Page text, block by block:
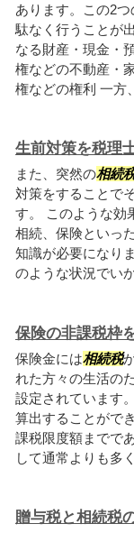
あります。この2
駄なく行うことが
なる財産・現金・
権などの不動産・
権などの権利 一方、
生前対策を税理
また、突然の相続
対策をすることで
す。 このような効
相続、保険といっ
知識が必要になり
のような状況でい
保険の非課税枠
保険金には相続税
れた方々の生活の
設定されています
算出することがで
課税限度額までで
して通常よりも多
贈与税と相続税